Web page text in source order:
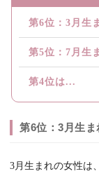
第6位：3月生
第5位：7月生
第4位は...
第6位：3月生ま
3月生まれの女性は